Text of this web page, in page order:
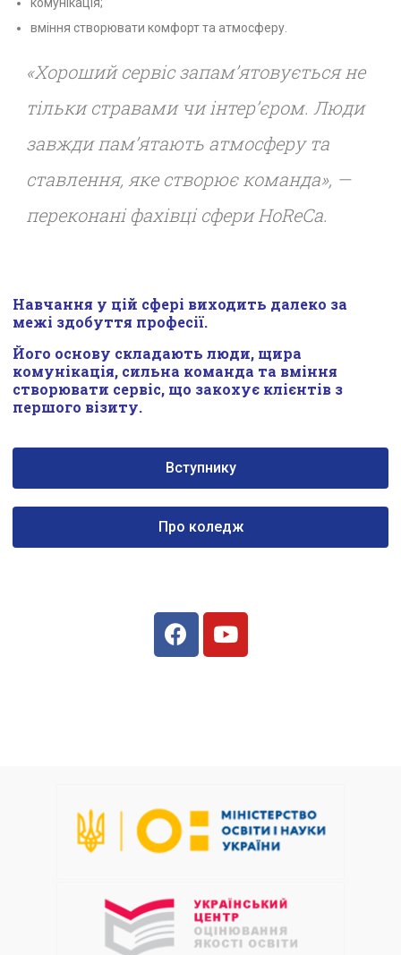
вміння створювати комфорт та атмосферу.
«Хороший сервіс запам’ятовується не
тільки стравами чи інтер’єром. Люди
завжди пам’ятають атмосферу та
ставлення, яке створює команда», —
переконані фахівці сфери HoReCa.
Навчання у цій сфері виходить далеко за
межі здобуття професії.
Його основу складають люди, щира
комунікація, сильна команда та вміння
створювати сервіс, що закохує клієнтів з
першого візиту.
Вступнику
Про коледж